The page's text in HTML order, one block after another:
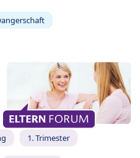
1. Trimester